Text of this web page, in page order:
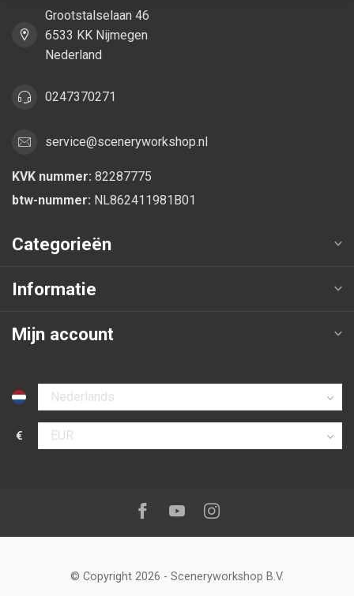
Grootstalselaan 46
6533 KK Nijmegen
Nederland
0247370271
service@sceneryworkshop.nl
KVK nummer: 82287775
btw-nummer: NL862411981B01
Categorieën
Informatie
Mijn account
Selecteer taal
€
Selecteer valuta
Volg ons op:Facebook
YoutubeInstagram
© Copyright 2026 - Sceneryworkshop B.V.